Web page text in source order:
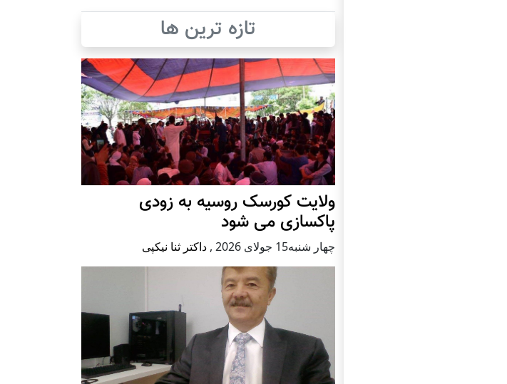
تازه ترین ها
ولایت کورسک روسیه به زودی
پاکسازی می شود
چهار شنبه15 جولای 2026 , داکتر ثنا نیکپی